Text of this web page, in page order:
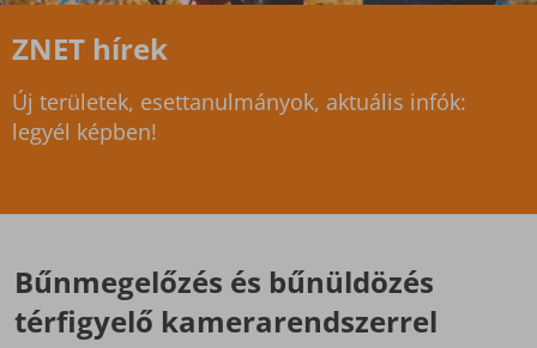
ZNET hírek
Új területek, esettanulmányok, aktuális infók:
legyél képben!
Bűnmegelőzés és bűnüldözés
térfigyelő kamerarendszerrel